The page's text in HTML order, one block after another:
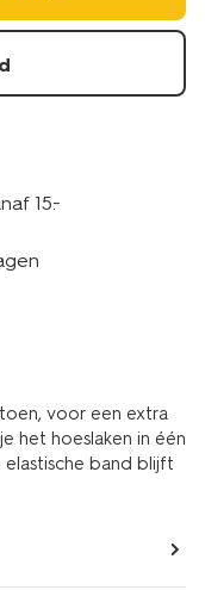
15.-
voor een extra
het hoeslaken in één
band blijft